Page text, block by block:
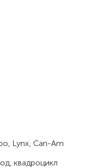
Lynx, Can-Am
квадроцикл